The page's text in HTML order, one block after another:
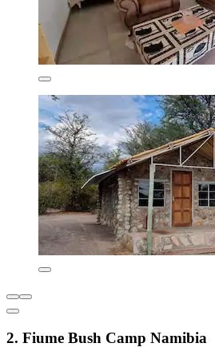
2. Fiume Bush Camp Namibia